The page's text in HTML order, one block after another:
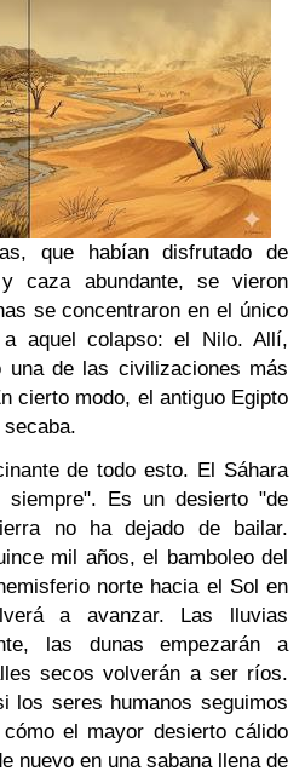
que habían disfrutado de
caza abundante, se vieron
se concentraron en el único
aquel colapso: el Nilo. Allí,
una de las civilizaciones más
cierto modo, el antiguo Egipto
de todo esto. El Sáhara
Es un desierto "de
no ha dejado de bailar.
mil años, el bamboleo del
norte hacia el Sol en
a avanzar. Las lluvias
las dunas empezarán a
secos volverán a ser ríos.
los seres humanos seguimos
el mayor desierto cálido
nuevo en una sabana llena de